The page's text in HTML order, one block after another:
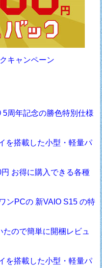
キャンペーン
5周年記念の勝色特別仕様
を搭載した小型・軽量パ
お得に購入できる各種
ンPCの 新VAIO S15 の特
たので簡単に開梱レビュ
を搭載した小型・軽量パ